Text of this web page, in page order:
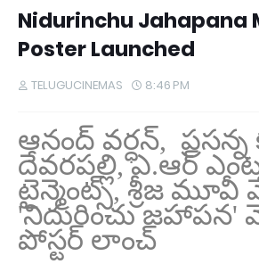
Nidurinchu Jahapana
Poster Launched
TELUGUCINEMAS 8:46 PM
ఆనంద్ వర్ధన్,
దేవరపల్లి, ఎ.ఆర్
టైన్మెంట్స్, శ్రీజ మూవీ
'నిదురించు
పోస్టర్ లాంచ్